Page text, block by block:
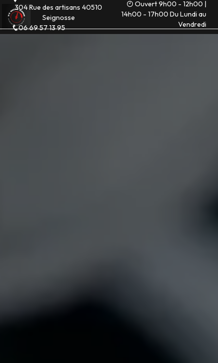
304 Rue des artisans 40510
Seignosse
06 69 57 13 95
Ouvert 9h00 - 12h00 |
14h00 - 17h00 Du Lundi au
Vendredi
Panneau de gestion des cookies